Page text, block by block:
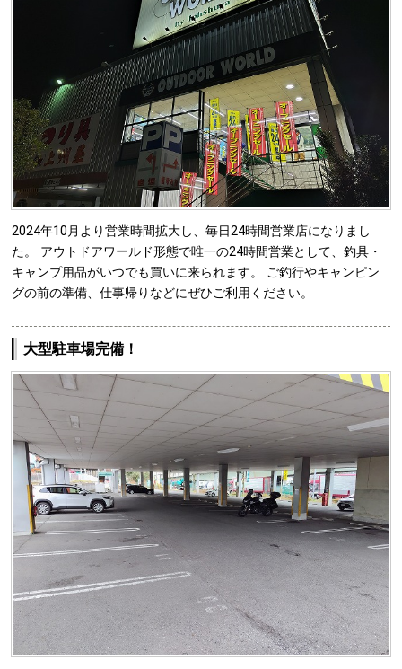
2024年10月より営業時間拡大し、毎日24時間営業店になりまし
た。 アウトドアワールド形態で唯一の24時間営業として、釣具・
キャンプ用品がいつでも買いに来られます。 ご釣行やキャンピン
グの前の準備、仕事帰りなどにぜひご利用ください。
大型駐車場完備！